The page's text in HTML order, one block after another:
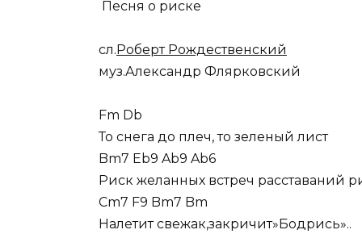
Песня о риске
сл.Роберт Рождественский
муз.Александр Флярковский
Fm Db
То снега до плеч, то зеленый лист
Bm7 Eb9 Ab9 Ab6
Риск желанных встреч расставаний
Cm7 F9 Bm7 Bm
Налетит свежак,закричит»Бодрись»..